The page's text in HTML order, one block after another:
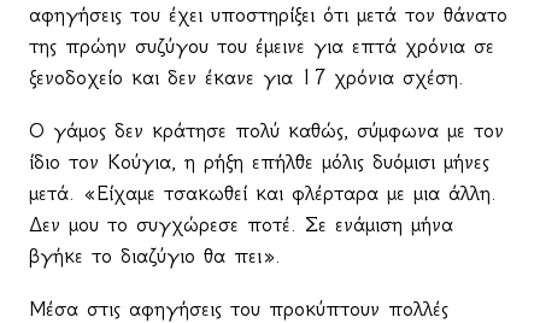
αφηγήσεις του έχει υποστηρίξει ότι μετά τον θάνατο
της πρώην συζύγου του έμεινε για επτά χρόνια σε
ξενοδοχείο και δεν έκανε για 17 χρόνια σχέση.
Ο γάμος δεν κράτησε πολύ καθώς, σύμφωνα με τον
ίδιο τον Κούγια, η ρήξη επήλθε μόλις δυόμισι μήνες
μετά. «Είχαμε τσακωθεί και φλέρταρα με μια άλλη.
Δεν μου το συγχώρεσε ποτέ. Σε ενάμιση μήνα
βγήκε το διαζύγιο θα πει».
Μέσα στις αφηγήσεις του προκύπτουν πολλές